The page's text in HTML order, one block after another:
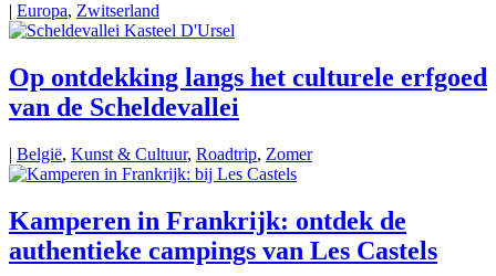
| Europa, Zwitserland
Op ontdekking langs het culturele erfgoed
van de Scheldevallei
| België, Kunst & Cultuur, Roadtrip, Zomer
Kamperen in Frankrijk: ontdek de
authentieke campings van Les Castels